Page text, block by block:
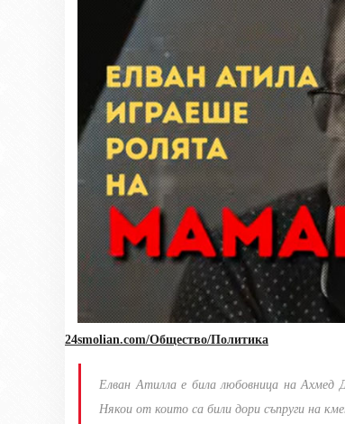
24smolian.com/Общество/Политика
Елван Атилла е била любовница на Ахмед
Някои от които са били дори съпруги на